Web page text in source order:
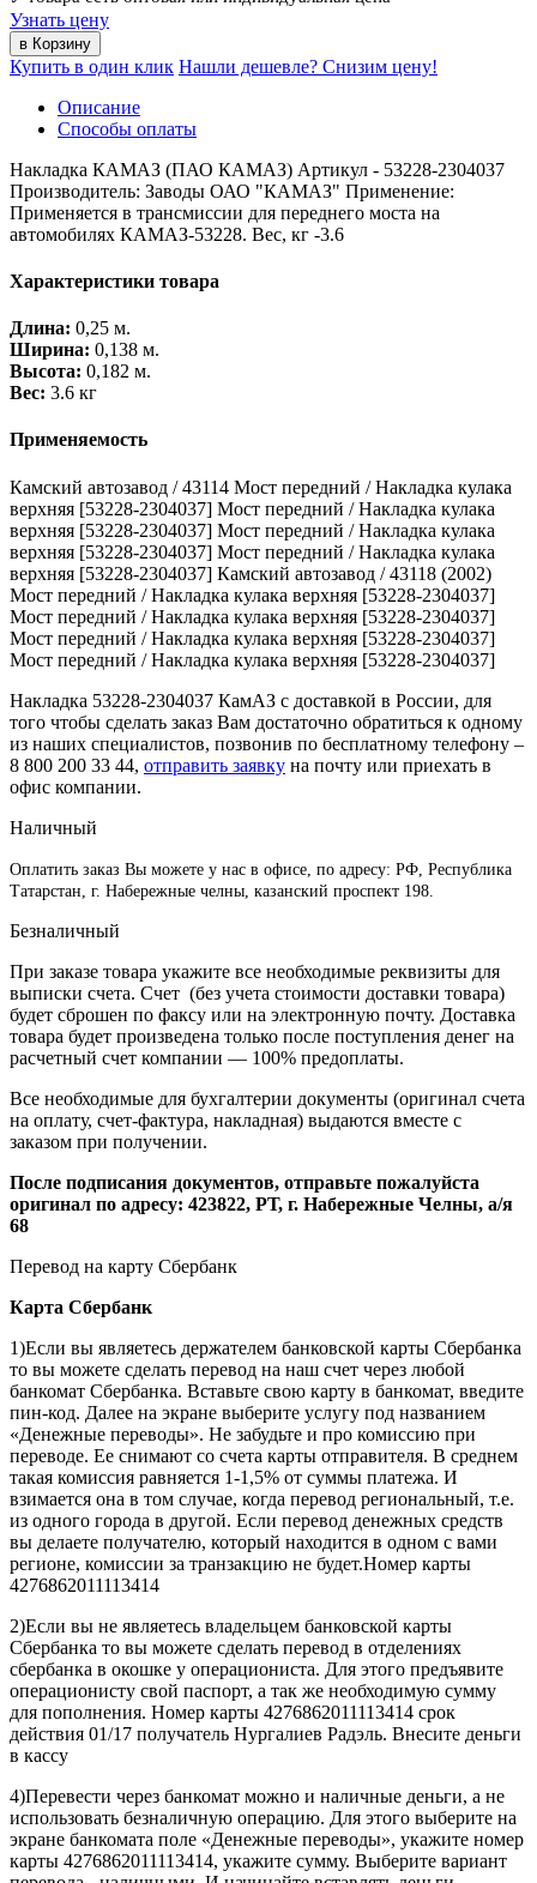
Узнать цену
Купить в один клик Нашли дешевле? Снизим цену!
Описание
Способы оплаты
Накладка КАМАЗ (ПАО КАМАЗ) Артикул - 53228-2304037
Производитель: Заводы ОАО "КАМАЗ" Применение:
Применяется в трансмиссии для переднего моста на
автомобилях КАМАЗ-53228. Вес, кг -3.6
Характеристики товара
Длина: 0,25 м.
Ширина: 0,138 м.
Высота: 0,182 м.
Вес: 3.6 кг
Применяемость
Камский автозавод / 43114 Мост передний / Накладка кулака
верхняя [53228-2304037] Мост передний / Накладка кулака
верхняя [53228-2304037] Мост передний / Накладка кулака
верхняя [53228-2304037] Мост передний / Накладка кулака
верхняя [53228-2304037] Камский автозавод / 43118 (2002)
Мост передний / Накладка кулака верхняя [53228-2304037]
Мост передний / Накладка кулака верхняя [53228-2304037]
Мост передний / Накладка кулака верхняя [53228-2304037]
Мост передний / Накладка кулака верхняя [53228-2304037]
Накладка 53228-2304037 КамАЗ с доставкой в России, для
того чтобы сделать заказ Вам достаточно обратиться к одному
из наших специалистов, позвонив по бесплатному телефону –
8 800 200 33 44, отправить заявку на почту или приехать в
офис компании.
Наличный
Оплатить заказ Вы можете у нас в офисе, по адресу: РФ, Республика
Татарстан, г. Набережные челны, казанский проспект 198.
Безналичный
При заказе товара укажите все необходимые реквизиты для
выписки счета. Счет (без учета стоимости доставки товара)
будет сброшен по факсу или на электронную почту. Доставка
товара будет произведена только после поступления денег на
расчетный счет компании — 100% предоплаты.
Все необходимые для бухгалтерии документы (оригинал счета
на оплату, счет-фактура, накладная) выдаются вместе с
заказом при получении.
После подписания документов, отправьте пожалуйста
оригинал по адресу: 423822, РТ, г. Набережные Челны, а/я
68
Перевод на карту Сбербанк
Карта Сбербанк
1)Если вы являетесь держателем банковской карты Сбербанка
то вы можете сделать перевод на наш счет через любой
банкомат Сбербанка. Вставьте свою карту в банкомат, введите
пин-код. Далее на экране выберите услугу под названием
«Денежные переводы». Не забудьте и про комиссию при
переводе. Ее снимают со счета карты отправителя. В среднем
такая комиссия равняется 1-1,5% от суммы платежа. И
взимается она в том случае, когда перевод региональный, т.е.
из одного города в другой. Если перевод денежных средств
вы делаете получателю, который находится в одном с вами
регионе, комиссии за транзакцию не будет.Номер карты
4276862011113414
2)Если вы не являетесь владельцем банковской карты
Сбербанка то вы можете сделать перевод в отделениях
сбербанка в окошке у операциониста. Для этого предъявите
операционисту свой паспорт, а так же необходимую сумму
для пополнения. Номер карты 4276862011113414 срок
действия 01/17 получатель Нургалиев Радэль. Внесите деньги
в кассу
4)Перевести через банкомат можно и наличные деньги, а не
использовать безналичную операцию. Для этого выберите на
экране банкомата поле «Денежные переводы», укажите номер
карты 4276862011113414, укажите сумму. Выберите вариант